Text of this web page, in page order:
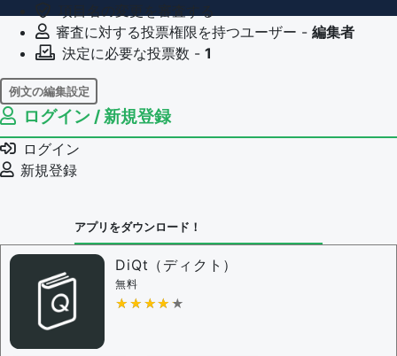
審査に対する投票権限を持つユーザー - 編集者
決定に必要な投票数 - 1
例文の編集設定
例文の編集権限を持つユーザー -
例文の削除を審査する
審査に対する投票権限を持つユーザー -
決定に必要な投票数 -
問題の編集権限を持つユーザー -すべてのユーザー
審査に対する投票権限を持つユーザー -
決定に必要な投票数 -
編集ガイドライン
ログイン / 新規登録
ログイン
新規登録
アプリをダウンロード！
DiQt（ディクト）
無料
★★★★★
★★★★★